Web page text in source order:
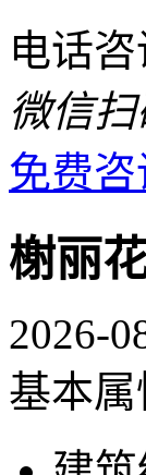
电话咨
微信
免费咨
榭丽
2026-
基本属